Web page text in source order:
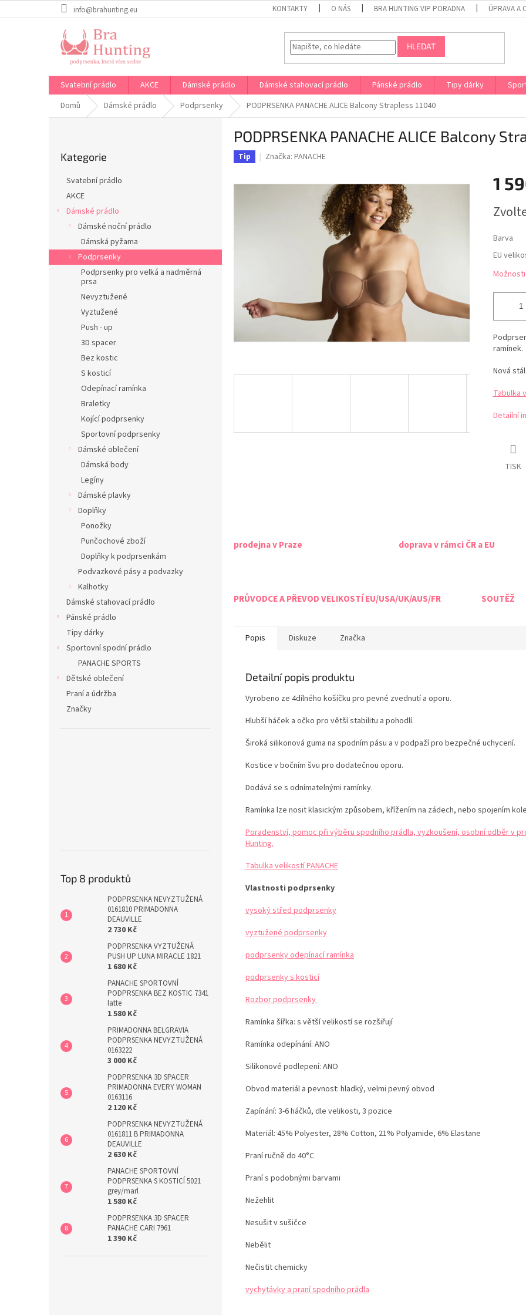
na
info@brahunting.eu KONTAKTY O NÁS BRA HUNTING VIP PORADNA ÚPRAVA A
HLEDAT
Svatební prádlo AKCE Dámské prádlo Dámské stahovací prádlo Pánské prádlo Tipy dárky
Domů
Dámské prádlo Podprsenky PODPRSENKA PANACHE ALICE Balcony Strapless 11040
a
n
kategorie
Kategorie
Svatební prádlo
AKCE
Dámské prádlo
Dámské noční prádlo
Dámská pyžama
Podprsenky
Podprsenky pro velká a nadměrná
prsa
Nevyztužené
Vyztužené
Push - up
3D spacer
Bez kostic
S kosticí
Odepínací ramínka
Braletky
Kojící podprsenky
Sportovní podprsenky
Dámské oblečení
Dámská body
Legíny
Dámské plavky
Doplňky
Ponožky
Punčochové zboží
Doplňky k podprsenkám
Podvazkové pásy a podvazky
Kalhotky
Dámské stahovací prádlo
Pánské prádlo
Tipy dárky
Sportovní spodní prádlo
PANACHE SPORTS
Dětské oblečení
Praní a údržba
Značky
Top 8 produktů
PODPRSENKA NEVYZTUŽENÁ
0161810 PRIMADONNA
DEAUVILLE
2 730 Kč
PODPRSENKA VYZTUŽENÁ
PUSH UP LUNA MIRACLE 1821
1 680 Kč
PANACHE SPORTOVNÍ
PODPRSENKA BEZ KOSTIC 7341
latte
1 580 Kč
PRIMADONNA BELGRAVIA
PODPRSENKA NEVYZTUŽENÁ
0163222
3 000 Kč
PODPRSENKA 3D SPACER
PRIMADONNA EVERY WOMAN
0163116
2 120 Kč
PODPRSENKA NEVYZTUŽENÁ
0161811 B PRIMADONNA
DEAUVILLE
2 630 Kč
PANACHE SPORTOVNÍ
PODPRSENKA S KOSTICÍ 5021
grey/marl
1 580 Kč
PODPRSENKA 3D SPACER
PANACHE CARI 7961
1 390 Kč
PODPRSENKA PANACHE ALICE Balcony
Tip Značka: PANACHE
1
cena:
Barva
EU
ramínek.
Nová
Tabulka
Detailní
TISK
prodejna v Praze doprava v rámci ČR a EU
PRŮVODCE A PŘEVOD VELIKOSTÍ EU/USA/UK/AUS/FR SOUTĚŽ
Popis Diskuze Značka
Detailní popis produktu
Vyrobeno ze 4dílného košíčku pro pevné zvednutí a oporu.
Hlubší háček a očko pro větší stabilitu a pohodlí.
Široká silikonová guma na spodním pásu a v podpaží pro bezpečné uchycení.
Kostice v bočním švu pro dodatečnou oporu.
Dodává se s odnímatelnými ramínky.
Ramínka lze nosit klasickým způsobem, křížením na zádech, nebo spojením
Poradenství, pomoc při výběru spodního prádla, vyzkoušení, osobní odběr v
Hunting.
Tabulka velikostí PANACHE
Vlastnosti podprsenky
vysoký střed podprsenky
vyztužené podprsenky
podprsenky odepínací ramínka
podprsenky s kosticí
Rozbor podprsenky
Ramínka šířka: s větší velikostí se rozšiřují
Ramínka odepínání: ANO
Silikonové podlepení: ANO
Obvod materiál a pevnost: hladký, velmi pevný obvod
Zapínání: 3-6 háčků, dle velikosti, 3 pozice
Materiál: 45% Polyester, 28% Cotton, 21% Polyamide, 6% Elastane
Praní ručně do 40°C
Praní s podobnými barvami
Nežehlit
Nesušit v sušičce
Nebělit
Nečistit chemicky
vychytávky a praní spodního prádla